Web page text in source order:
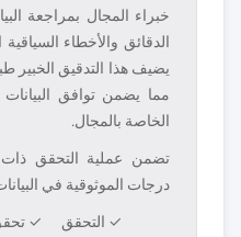
خبراء المجال بمراجعة
الدقائق والأخطاء
يضيف هذا التدقيق
مما يضمن توافق
الخاصة بالمجال.
تضمن عملية التحقق ذات
درجات الموثوقية في
✓ التحقق
✓